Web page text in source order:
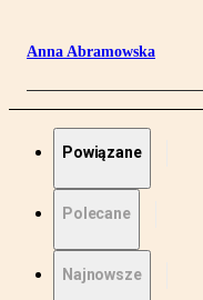
Anna Abramowska
Powiązane
Polecane
Najnowsze